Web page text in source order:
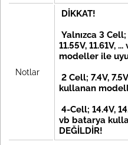
Notlar
DİKKAT!
Yalnızca 3 Cell;
11.55V, 11.61V,
modeller ile
2 Cell; 7.4V,
kullanan
4-Cell; 14.4V,
vb batarya
DEĞİLDİR!